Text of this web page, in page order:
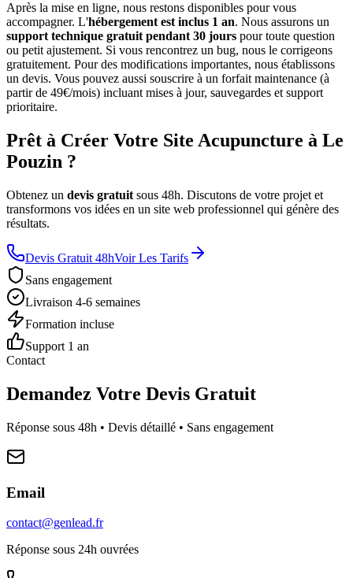
Après la mise en ligne, nous restons disponibles pour vous
accompagner. L'hébergement est inclus 1 an. Nous assurons un
support technique gratuit pendant 30 jours pour toute question
ou petit ajustement. Si vous rencontrez un bug, nous le corrigeons
gratuitement. Pour des modifications importantes, nous établissons
un devis. Vous pouvez aussi souscrire à un forfait maintenance (à
partir de 49€/mois) incluant mises à jour, sauvegardes et support
prioritaire.
Prêt à Créer Votre Site Acupuncture à Le
Pouzin ?
Obtenez un devis gratuit sous 48h. Discutons de votre projet et
transformons vos idées en un site web professionnel qui génère des
résultats.
Devis Gratuit 48hVoir Les Tarifs
Sans engagement
Livraison 4-6 semaines
Formation incluse
Support 1 an
Contact
Demandez Votre Devis Gratuit
Réponse sous 48h • Devis détaillé • Sans engagement
Email
contact@genlead.fr
Réponse sous 24h ouvrées